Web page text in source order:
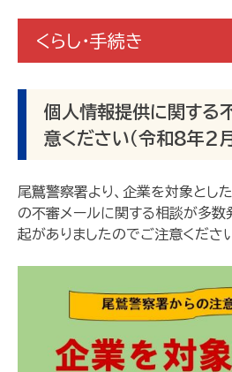
くらし・手続き
個人情報提供に関する
意ください（令和8年2
尾鷲警察署より、企業を対象とし
の不審メールに関する相談が多数
起がありましたのでご注意ください